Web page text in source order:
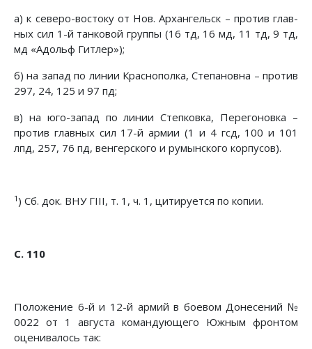
а) к северо-востоку от Нов. Архангельск – против глав­
ных сил 1-й танковой группы (16 тд, 16 мд, 11 тд, 9 тд,
мд «Адольф Гитлер»);
б) на запад по линии Краснополка, Степановна – против
297, 24, 125 и 97 пд;
в) на юго-запад по линии Степковка, Перегоновка –
про­тив главных сил 17-й армии (1 и 4 гсд, 100 и 101
лпд, 257, 76 пд, венгерского и румынского корпусов).
1) Сб. док. ВНУ ГIII, т. 1, ч. 1, цитируется по копии.
С. 110
Положение 6-й и 12-й армий в боевом Донесений №
0022 от 1 августа командующего Южным фронтом
оценивалось так: